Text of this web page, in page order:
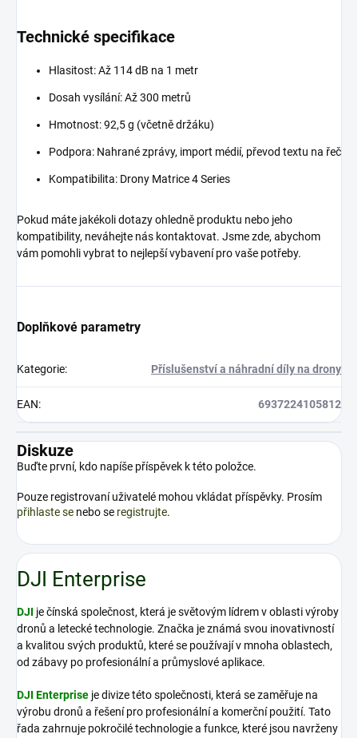
Technické specifikace
Hlasitost: Až 114 dB na 1 metr
Dosah vysílání: Až 300 metrů
Hmotnost: 92,5 g (včetně držáku)
Podpora: Nahrané zprávy, import médií, převod textu na řeč
Kompatibilita: Drony Matrice 4 Series
Pokud máte jakékoli dotazy ohledně produktu nebo jeho
kompatibility, neváhejte nás kontaktovat. Jsme zde, abychom
vám pomohli vybrat to nejlepší vybavení pro vaše potřeby.
Doplňkové parametry
Kategorie: Příslušenství a náhradní díly na drony
EAN: 6937224105812
Diskuze
Buďte první, kdo napíše příspěvek k této položce.
Pouze registrovaní uživatelé mohou vkládat příspěvky. Prosím
přihlaste se nebo se registrujte.
DJI Enterprise
DJI je čínská společnost, která je světovým lídrem v oblasti výroby
dronů a letecké technologie. Značka je známá svou inovativností
a kvalitou svých produktů, které se používají v mnoha oblastech,
od zábavy po profesionální a průmyslové aplikace.
DJI Enterprise je divize této společnosti, která se zaměřuje na
výrobu dronů a řešení pro profesionální a komerční použití. Tato
řada zahrnuje pokročilé technologie a funkce, které jsou navrženy